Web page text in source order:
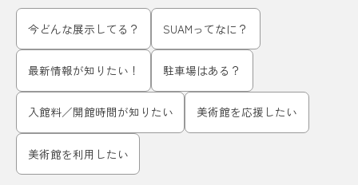
今どんな展示してる？ SUAMってなに？
最新情報が知りたい！ 駐車場はある？
入館料／開館時間が知りたい 美術館を応援したい
美術館を利用したい